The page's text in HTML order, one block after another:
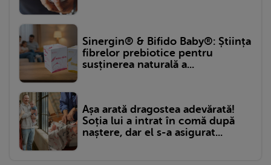
Sinergin® & Bifido Baby®: Știința
fibrelor prebiotice pentru
susținerea naturală a...
Așa arată dragostea adevărată!
Soția lui a intrat în comă după
naștere, dar el s-a asigurat...